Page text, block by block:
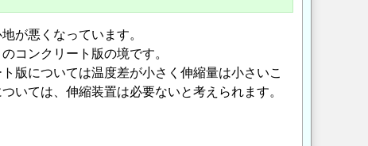
が悪くなっています。
コンクリート版の境です。
版については温度差が小さく伸縮量は小さいこ
いては、伸縮装置は必要ないと考えられます。